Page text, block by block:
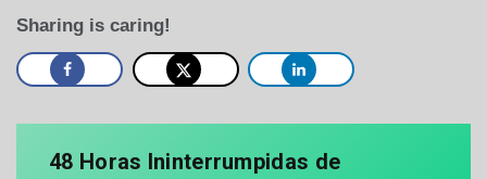
Sharing is caring!
48 Horas Ininterrumpidas de